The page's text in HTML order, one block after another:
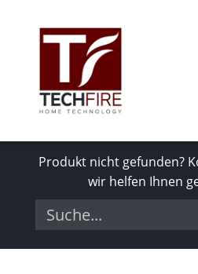
Produkt nicht gefunden?
wir helfen Ihnen